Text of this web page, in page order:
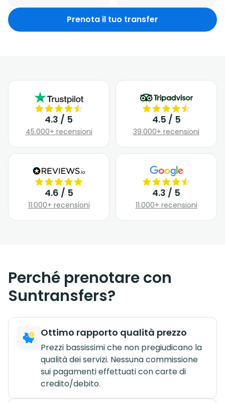
Prenota il tuo transfer
4.3 / 5
45.000+ recensioni
4.5 / 5
39.000+ recensioni
4.6 / 5
11.000+ recensioni
4.3 / 5
11.000+ recensioni
Perché prenotare con
Suntransfers?
Ottimo rapporto qualità prezzo
Prezzi bassissimi che non pregiudicano la
qualità dei servizi. Nessuna commissione
sui pagamenti effettuati con carte di
credito/debito.